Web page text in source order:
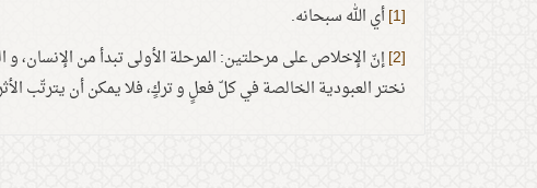
[1] أي الله سبحانه.
[2] إنّ الإخلاص على مرحلتين: المرحلة الأولى تبدأ من الإنسان،
نختر العبودية الخالصة في كلّ فعلٍ و تركٍ، فلا يمكن أن يترتّب